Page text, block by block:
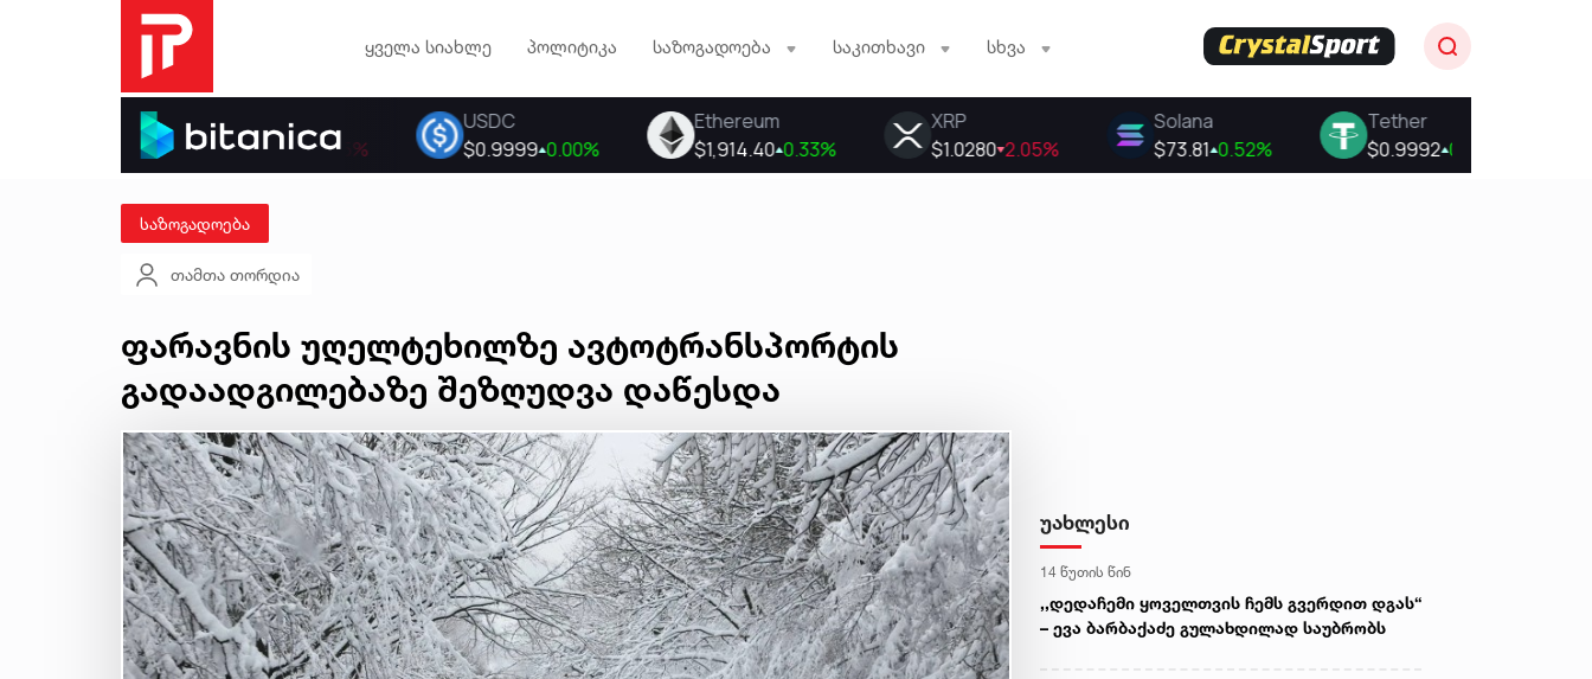
ყველა სიახლე პოლიტიკა საზოგადოება საკითხავი სხვა
საზოგადოება
თამთა თორდია
ფარავნის უღელტეხილზე ავტოტრანსპორტის
გადაადგილებაზე შეზღუდვა დაწესდა
უახლესი
14 წუთის წინ
,,დედაჩემი ყოველთვის ჩემს გვერდით დგას“
– ევა ბარბაქაძე გულახდილად საუბრობს